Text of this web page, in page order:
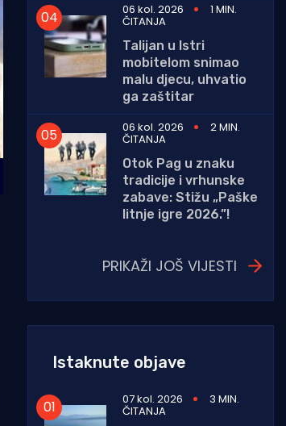
06 kol. 2026
1 MIN.
ČITANJA
Talijan u Istri
mobitelom snimao
malu djecu, uhvatio
ga zaštitar
06 kol. 2026
2 MIN.
ČITANJA
Otok Pag u znaku
tradicije i vrhunske
zabave: Stižu „Paške
litnje igre 2026.”!
PRIKAŽI JOŠ VIJESTI
Istaknute objave
07 kol. 2026 3 MIN.
ČITANJA